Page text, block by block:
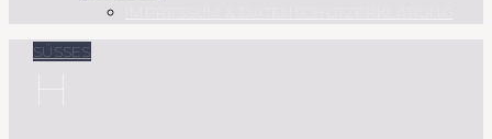
SÜSSES